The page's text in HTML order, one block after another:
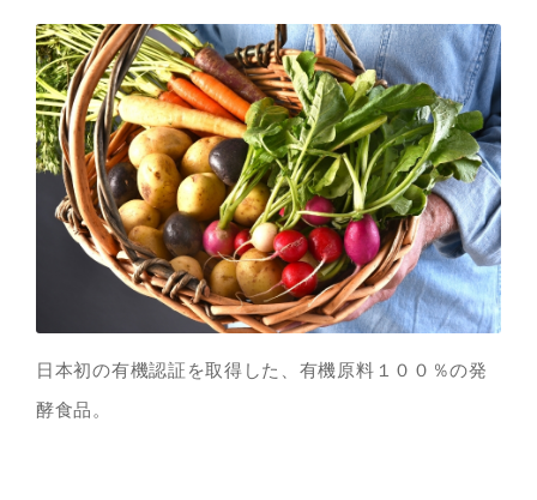
日本初の有機認証を取得した、有機原料１００％の発
酵食品。